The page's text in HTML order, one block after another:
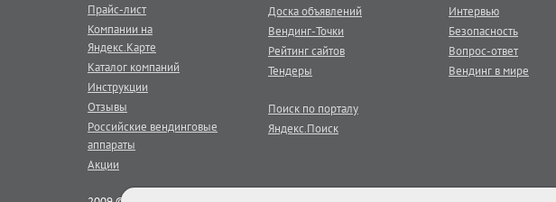
Прайс-лист
Компании на
Яндекс.Карте
Каталог компаний
Инструкции
Отзывы
Российские вендинговые
аппараты
Акции
Доска объявлений
Вендинг-Точки
Рейтинг сайтов
Тендеры
Поиск по порталу
Яндекс.Поиск
Интервью
Безопасность
Вопрос-ответ
Вендинг в мире